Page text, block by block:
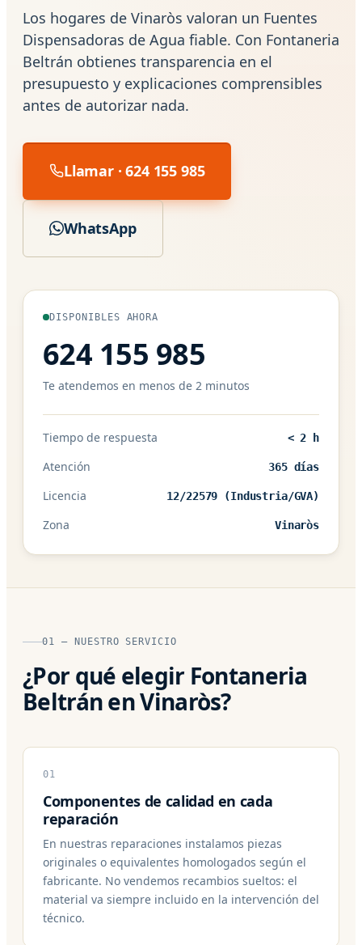
Los hogares de Vinaròs valoran un Fuentes
Dispensadoras de Agua fiable. Con Fontaneria
Beltrán obtienes transparencia en el
presupuesto y explicaciones comprensibles
antes de autorizar nada.
Llamar · 624 155 985
WhatsApp
DISPONIBLES AHORA
624 155 985
Te atendemos en menos de 2 minutos
Tiempo de respuesta < 2 h
Atención 365 días
Licencia 12/22579 (Industria/GVA)
Zona Vinaròs
01 — NUESTRO SERVICIO
¿Por qué elegir Fontaneria
Beltrán en Vinaròs?
01
Componentes de calidad en cada
reparación
En nuestras reparaciones instalamos piezas
originales o equivalentes homologados según el
fabricante. No vendemos recambios sueltos: el
material va siempre incluido en la intervención del
técnico.